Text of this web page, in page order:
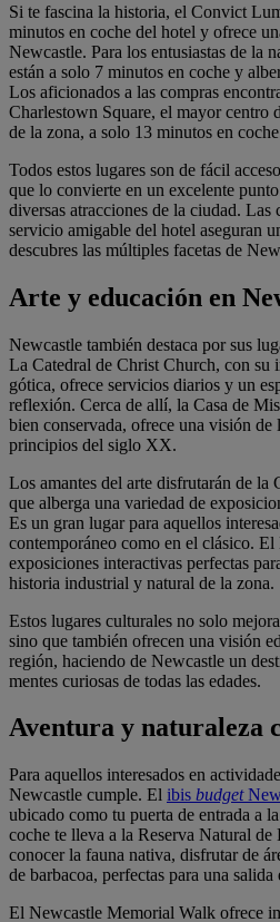
Si te fascina la historia, el Convict
minutos en coche del hotel y ofrece
Newcastle. Para los entusiastas de la
están a solo 7 minutos en coche y
Los aficionados a las compras
Charlestown Square, el mayor centro
de la zona, a solo 13 minutos en
Todos estos lugares son de fácil
que lo convierte en un excelente
diversas atracciones de la ciudad. Las
servicio amigable del hotel aseguran
descubres las múltiples facetas de
Arte y educación en
Newcastle también destaca por sus
La Catedral de Christ Church, con su
gótica, ofrece servicios diarios y un
reflexión. Cerca de allí, la Casa de
bien conservada, ofrece una visión de
principios del siglo XX.
Los amantes del arte disfrutarán de la
que alberga una variedad de
Es un gran lugar para aquellos
contemporáneo como en el clásico.
exposiciones interactivas perfectas
historia industrial y natural de la zona.
Estos lugares culturales no solo
sino que también ofrecen una visión
región, haciendo de Newcastle un
mentes curiosas de todas las edades.
Aventura y naturaleza
Para aquellos interesados en
Newcastle cumple. El ibis budget
ubicado como tu puerta de entrada a
coche te lleva a la Reserva Natural
conocer la fauna nativa, disfrutar de
de barbacoa, perfectas para una
El Newcastle Memorial Walk ofrece